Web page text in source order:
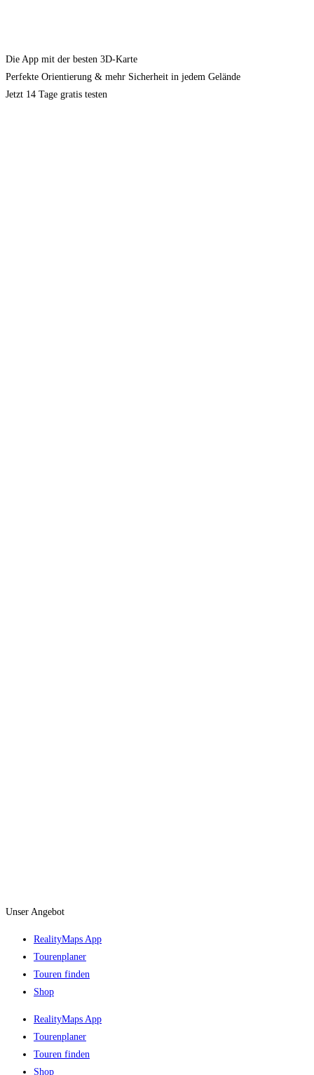
Die App mit der besten 3D-Karte
Perfekte Orientierung & mehr Sicherheit in jedem Gelände
Jetzt 14 Tage gratis testen
Unser Angebot
RealityMaps App
Tourenplaner
Touren finden
Shop
RealityMaps App
Tourenplaner
Touren finden
Shop